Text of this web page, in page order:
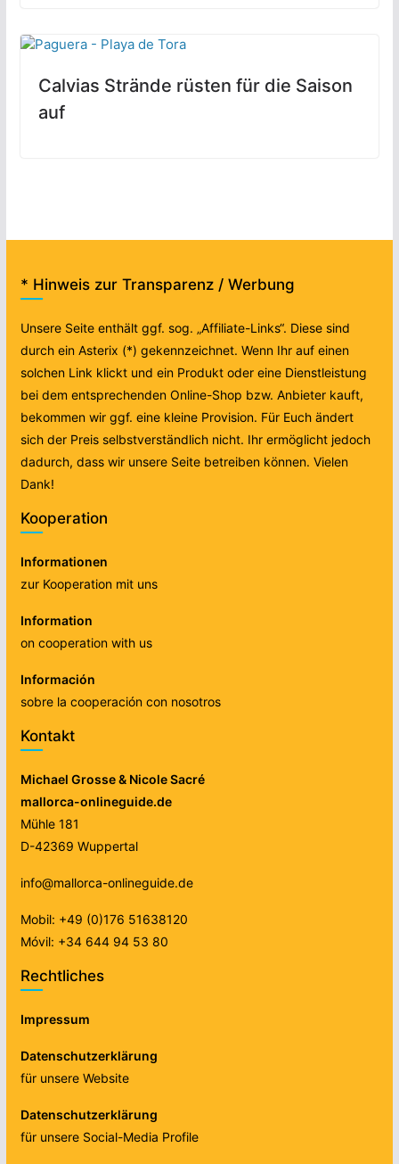
Calvias Strände rüsten für die Saison
auf
* Hinweis zur Transparenz / Werbung
Unsere Seite enthält ggf. sog. „Affiliate-Links“. Diese sind
durch ein Asterix (*) gekennzeichnet. Wenn Ihr auf einen
solchen Link klickt und ein Produkt oder eine Dienstleistung
bei dem entsprechenden Online-Shop bzw. Anbieter kauft,
bekommen wir ggf. eine kleine Provision. Für Euch ändert
sich der Preis selbstverständlich nicht. Ihr ermöglicht jedoch
dadurch, dass wir unsere Seite betreiben können. Vielen
Dank!
Kooperation
Informationen
zur Kooperation mit uns
Information
on cooperation with us
Información
sobre la cooperación con nosotros
Kontakt
Michael Grosse & Nicole Sacré
mallorca-onlineguide.de
Mühle 181
D-42369 Wuppertal
info@mallorca-onlineguide.de
Mobil: +49 (0)176 51638120
Móvil: +34 644 94 53 80
Rechtliches
Impressum
Datenschutzerklärung
für unsere Website
Datenschutzerklärung
für unsere Social-Media Profile